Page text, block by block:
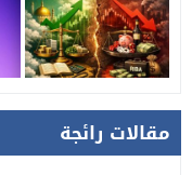
مقالات رائجة